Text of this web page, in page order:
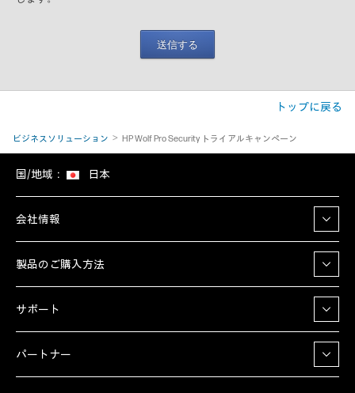
送信する
トップに戻る
ビジネスソリューション HP Wolf Pro Security トライアルキャンペーン
国/地域： 日本
会社情報
製品のご購入方法
サポート
パートナー